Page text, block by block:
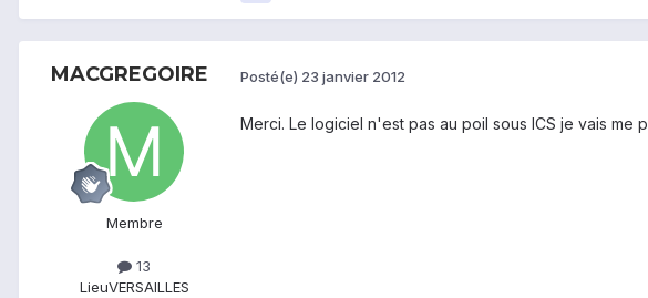
MACGREGOIRE
Membre
13
LieuVERSAILLES
Posté(e) 23 janvier 2012
Merci. Le logiciel n'est pas au poil sous ICS je vais me